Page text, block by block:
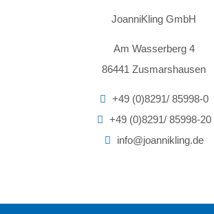
JoanniKling GmbH
Am Wasserberg 4
86441 Zusmarshausen
+49 (0)8291/ 85998-0
+49 (0)8291/ 85998-20
info@joannikling.de